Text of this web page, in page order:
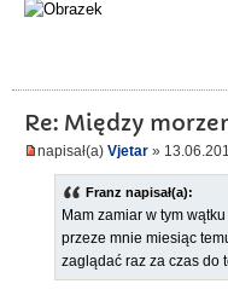
Re: Między
napisał(a) Vjetar »
Franz napisał(a):
Mam zamiar w tym
przeze mnie miesiąc
zaglądać raz za czas do